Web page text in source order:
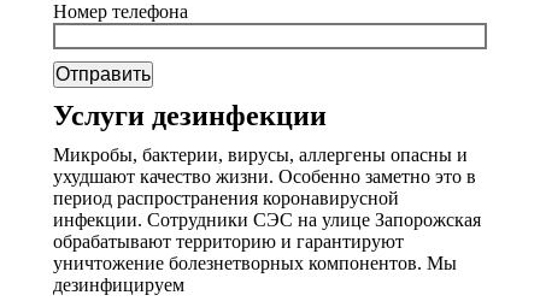
Номер телефона
Услуги дезинфекции
Микробы, бактерии, вирусы, аллергены опасны и
ухудшают качество жизни. Особенно заметно это в
период распространения коронавирусной
инфекции. Сотрудники СЭС на улице Запорожская
обрабатывают территорию и гарантируют
уничтожение болезнетворных компонентов. Мы
дезинфицируем